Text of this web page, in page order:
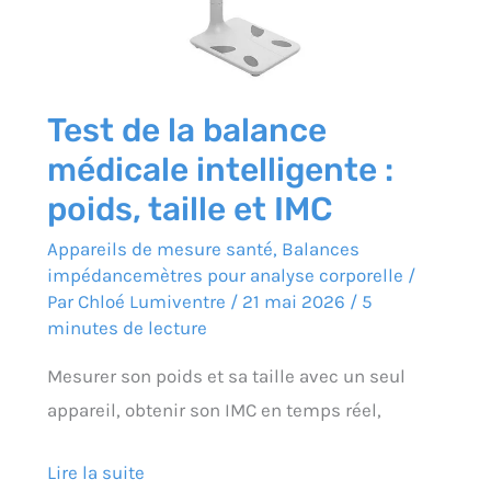
Test de la balance
médicale intelligente :
poids, taille et IMC
Appareils de mesure santé, Balances
impédancemètres pour analyse corporelle /
Par Chloé Lumiventre / 21 mai 2026 / 5
minutes de lecture
Mesurer son poids et sa taille avec un seul
appareil, obtenir son IMC en temps réel,
Lire la suite